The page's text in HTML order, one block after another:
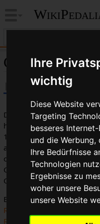
Ihre
wichtig
Diese Website
Targeting
besseres
und die Werbung,
Ihre Bedürfnisse
Technologien
Ergebnisse zu
woher unsere
unsere Website
Clubfahrrad
Das Clubfahrradwar zu
hochperformante
1960er Jahre. Das
aktiven Fahrradclubs
oder weniger
Clubs fuhren
Clubmänner besaßen
Ein typischer Vertreter
Rahmenrohre
Road